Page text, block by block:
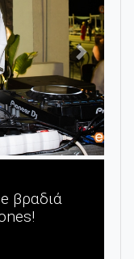
βραδιά
Επόμενο